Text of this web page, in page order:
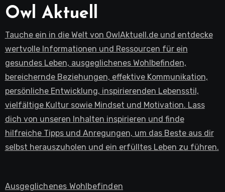
Owl Aktuell
Tauche ein in die Welt von OwlAktuell.de und entdecke
wertvolle Informationen und Ressourcen für ein
gesundes Leben, ausgeglichenes Wohlbefinden,
bereichernde Beziehungen, effektive Kommunikation,
persönliche Entwicklung, inspirierenden Lebensstil,
vielfältige Kultur sowie Mindset und Motivation. Lass
dich von unseren Inhalten inspirieren und finde
hilfreiche Tipps und Anregungen, um das Beste aus dir
selbst herauszuholen und ein erfülltes Leben zu führen.
Ausgeglichenes Wohlbefinden